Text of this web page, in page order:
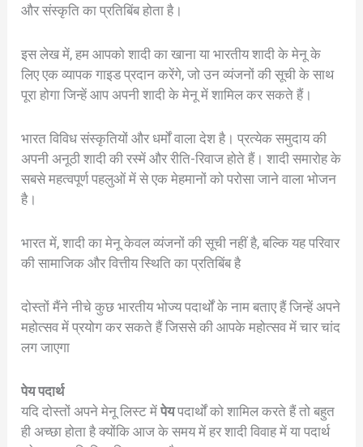
और संस्कृति का प्रतिबिंब होता है।
इस लेख में, हम आपको शादी का खाना या भारतीय शादी के मेनू के
लिए एक व्यापक गाइड प्रदान करेंगे, जो उन व्यंजनों की सूची के साथ
पूरा होगा जिन्हें आप अपनी शादी के मेनू में शामिल कर सकते हैं।
भारत विविध संस्कृतियों और धर्मों वाला देश है। प्रत्येक समुदाय की
अपनी अनूठी शादी की रस्में और रीति-रिवाज होते हैं। शादी समारोह के
सबसे महत्वपूर्ण पहलुओं में से एक मेहमानों को परोसा जाने वाला भोजन
है।
भारत में, शादी का मेनू केवल व्यंजनों की सूची नहीं है, बल्कि यह परिवार
की सामाजिक और वित्तीय स्थिति का प्रतिबिंब है
दोस्तों मैंने नीचे कुछ भारतीय भोज्य पदार्थों के नाम बताए हैं जिन्हें अपने
महोत्सव में प्रयोग कर सकते हैं जिससे की आपके महोत्सव में चार चांद
लग जाएगा
पेय पदार्थ
यदि दोस्तों अपने मेनू लिस्ट मेंपेयपदार्थों को शामिल करते हैं तो बहुत
ही अच्छा होता है क्योंकि आज के समय में हर शादी विवाह में या पदार्थ